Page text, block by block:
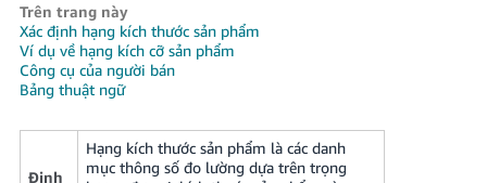
Tiếng
-
KR
Français
- FR
Italiano
Trên trang này
Xác định hạng kích thước sản phẩm
Ví dụ về hạng kích cỡ sản phẩm
Công cụ của người bán
Bảng thuật ngữ
Định
Hạng kích thước sản phẩm là các danh
mục thông số đo lường dựa trên trọng